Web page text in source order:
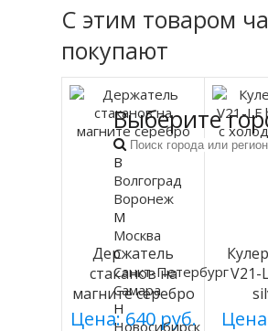
С этим товаром
покупают
Держатель
стаканов на
магните серебро
Цена: 640 руб.
V21-
Выберите
В
Волгоград
Воронеж
М
Москва
С
Санкт-Петербург
Самара
Н
Новосибирск